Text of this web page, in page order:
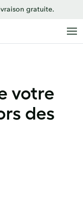
gratuite.
votre
des